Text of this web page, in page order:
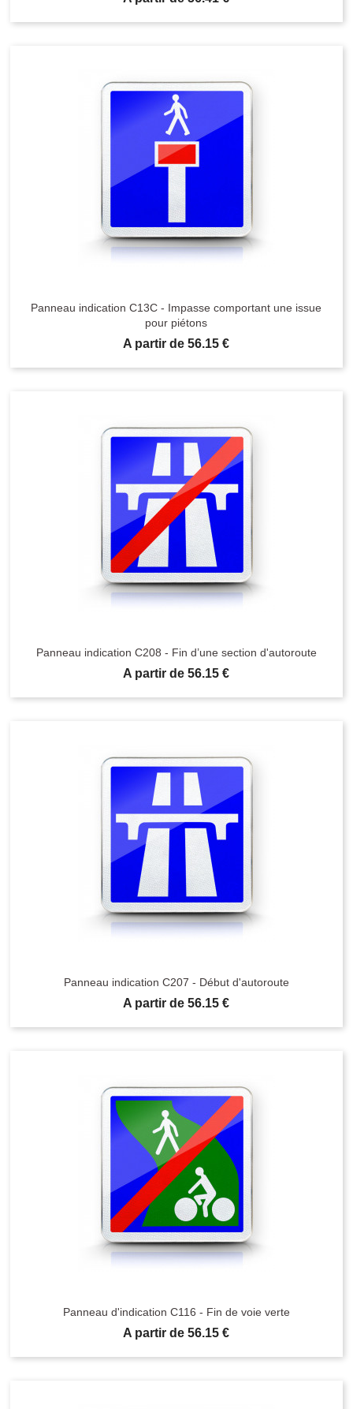
Panneau indication C13C - Impasse comportant une issue
pour piétons
Prix
A partir de 56.15 €
Panneau indication C208 - Fin d’une section d'autoroute
Prix
A partir de 56.15 €
Panneau indication C207 - Début d'autoroute
Prix
A partir de 56.15 €
Panneau d'indication C116 - Fin de voie verte
Prix
A partir de 56.15 €